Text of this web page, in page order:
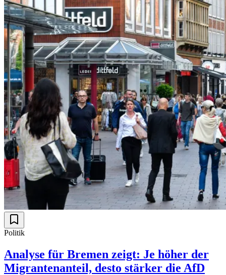
Politik
Analyse für Bremen zeigt: Je höher der
Migrantenanteil, desto stärker die AfD